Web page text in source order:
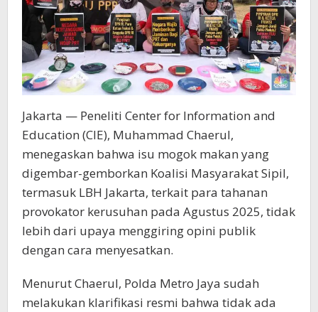
Jakarta — Peneliti Center for Information and
Education (CIE), Muhammad Chaerul,
menegaskan bahwa isu mogok makan yang
digembar-gemborkan Koalisi Masyarakat Sipil,
termasuk LBH Jakarta, terkait para tahanan
provokator kerusuhan pada Agustus 2025, tidak
lebih dari upaya menggiring opini publik
dengan cara menyesatkan.
Menurut Chaerul, Polda Metro Jaya sudah
melakukan klarifikasi resmi bahwa tidak ada